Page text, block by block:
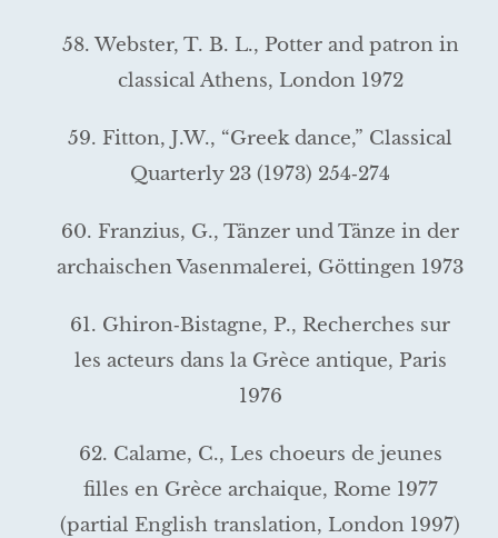
58. Webster, T. B. L., Potter and patron in
classical Athens, London 1972
59. Fitton, J.W., “Greek dance,” Classical
Quarterly 23 (1973) 254‑274
60. Franzius, G., Tänzer und Tänze in der
archaischen Vasenmale­rei, Göttingen 1973
61. Ghiron‑Bistagne, P., Recherches sur
les acteurs dans la Grèce antique, Paris
1976
62. Calame, C., Les choeurs de jeunes
filles en Grèce archaique, Rome 1977
(partial English translation, London 1997)